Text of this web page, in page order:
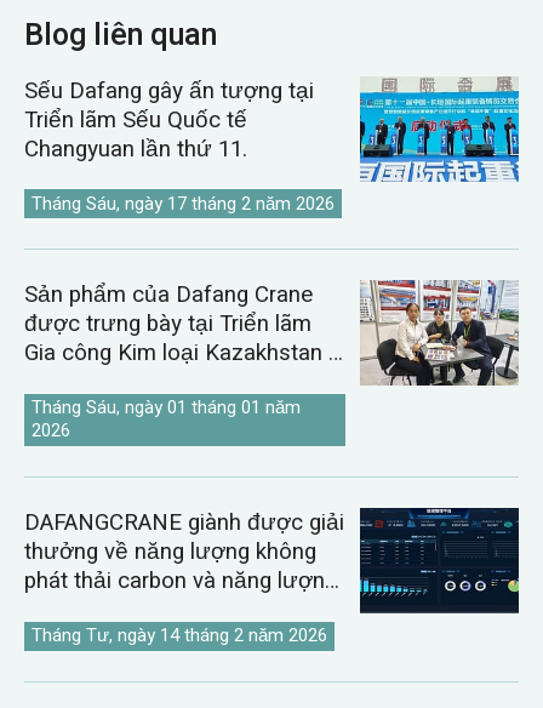
Blog liên quan
Sếu Dafang gây ấn tượng tại
Triển lãm Sếu Quốc tế
Changyuan lần thứ 11.
Tháng Sáu, ngày 17 tháng 2 năm 2026
Sản phẩm của Dafang Crane
được trưng bày tại Triển lãm
Gia công Kim loại Kazakhstan &
Tháng Sáu, ngày 01 tháng 01 năm
2026
DAFANGCRANE giành được giải
thưởng về năng lượng không
phát thải carbon và năng lượng
Tháng Tư, ngày 14 tháng 2 năm 2026